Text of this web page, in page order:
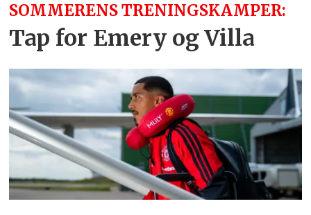
SOMMERENS TRENINGSKAMPER:
Tap for Emery og Villa